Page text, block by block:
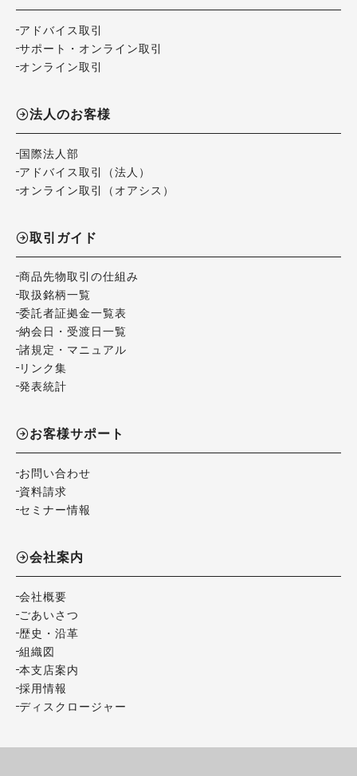
アドバイス取引
サポート・オンライン取引
オンライン取引
法人のお客様
国際法人部
アドバイス取引（法人）
オンライン取引（オアシス）
取引ガイド
商品先物取引の仕組み
取扱銘柄一覧
委託者証拠金一覧表
納会日・受渡日一覧
諸規定・マニュアル
リンク集
発表統計
お客様サポート
お問い合わせ
資料請求
セミナー情報
会社案内
会社概要
ごあいさつ
歴史・沿革
組織図
本支店案内
採用情報
ディスクロージャー